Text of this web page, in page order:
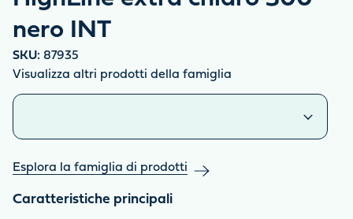
nero INT
SKU: 87935
Visualizza altri prodotti della famiglia
Prodotti simili
Esplora la famiglia di prodotti
Caratteristiche principali